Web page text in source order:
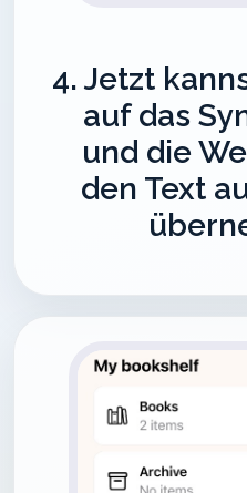
4. Jetzt
auf das
und die
den Text